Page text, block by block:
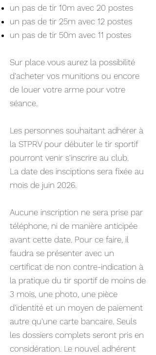
un pas de tir 10m avec 20 postes
un pas de tir 25m avec 12 postes
un pas de tir 50m avec 11 postes
Sur place vous aurez la possibilité
d'acheter vos munitions ou encore
de louer votre arme pour votre
séance.
Les personnes souhaitant adhérer à
la STPRV pour débuter le tir sportif
pourront venir s'inscrire au club.
La date des insciptions sera fixée au
mois de juin 2026.
Aucune inscription ne sera prise par
téléphone, ni de manière anticipée
avant cette date. Pour ce faire, il
faudra se présenter avec un
certificat de non contre-indication à
la pratique du tir sportif de moins de
3 mois, une photo, une pièce
d'identité et un moyen de paiement
autre qu'une carte bancaire. Seuls
les dossiers complets seront pris en
considération. Le nouvel adhérent